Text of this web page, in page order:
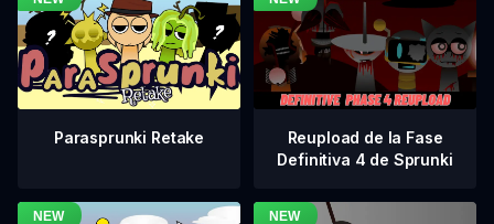
Parasprunki Retake
Reupload de la Fase
Definitiva 4 de Sprunki